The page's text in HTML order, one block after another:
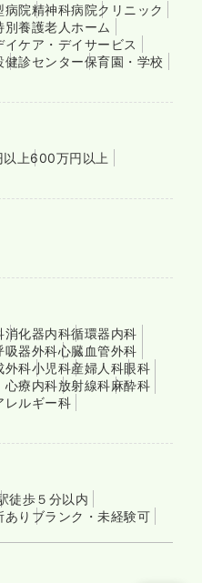
病院精神科病院クリニック
別養護老人ホーム
イケア・デイサービス
健診センター保育園・学校
上600万円以上
消化器内科循環器内科
吸器外科心臓血管外科
外科小児科産婦人科眼科
心療内科放射線科麻酔科
レルギー科
徒歩５分以内
あり ブランク・未経験可